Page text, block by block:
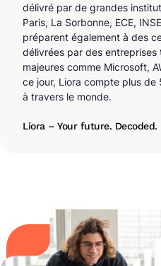
délivré par de grandes
Paris, La Sorbonne, ECE,
préparent également à des
délivrées par des entreprises
majeures comme Microsoft,
ce jour, Liora compte plus
à travers le monde.
Liora – Your future. Decoded.